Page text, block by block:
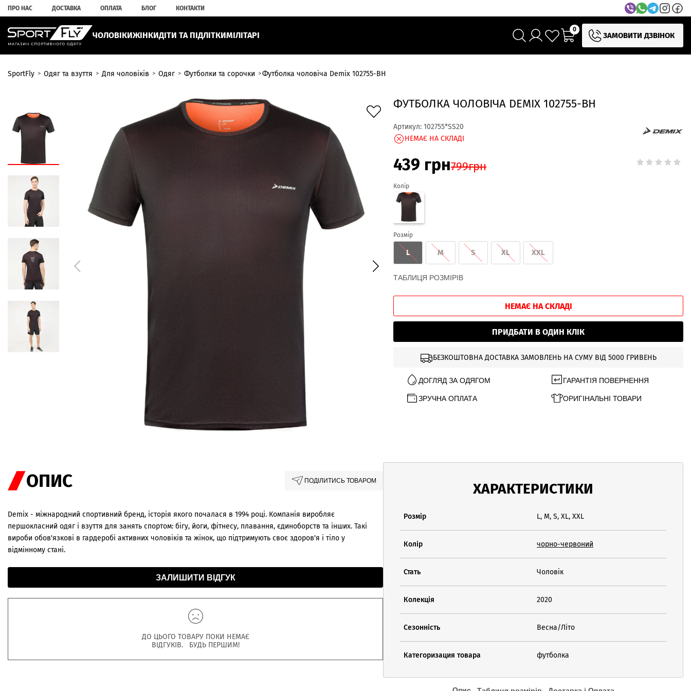
ПРО НАС ДОСТАВКА ОПЛАТА БЛОГ КОНТАКТИ
ЧОЛОВІКИЖІНКИДІТИ ТА ПІДЛІТКИМІЛІТАРІ
0
ЗАМОВИТИ ДЗВІНОК
SportFly Одяг та взуття Для чоловіків Одяг Футболки та сорочки Футболка чоловіча Demix 102755-BH
ФУТБОЛКА ЧОЛОВІЧА DEMIX 102755-BH
Артикул: 102755*SS20
НЕМАЄ НА СКЛАДІ
439 грн799грн
Колір
Розмір
L M S XL XXL
ТАБЛИЦЯ РОЗМІРІВ
НЕМАЄ НА СКЛАДІ
ПРИДБАТИ В ОДИН КЛІК
БЕЗКОШТОВНА ДОСТАВКА ЗАМОВЛЕНЬ НА СУМУ ВІД 5000 ГРИВЕНЬ
ДОГЛЯД ЗА ОДЯГОМ ГАРАНТІЯ ПОВЕРНЕННЯ
ЗРУЧНА ОПЛАТА ОРИГІНАЛЬНІ ТОВАРИ
ОПИС ПОДІЛИТИСЬ ТОВАРОМ
Demix - міжнародний спортивний бренд, історія якого почалася в 1994 році. Компанія виробляє
першокласний одяг і взуття для занять спортом: бігу, йоги, фітнесу, плавання, єдиноборств та інших. Такі
вироби обов'язкові в гардеробі активних чоловіків та жінок, що підтримують своє здоров'я і тіло у
відмінному стані.
ЗАЛИШИТИ ВІДГУК
ДО ЦЬОГО ТОВАРУ ПОКИ НЕМАЄ
ВІДГУКІВ. БУДЬ ПЕРШИМ!
ХАРАКТЕРИСТИКИ
Розмір L, M, S, XL, XXL
Колір чорно-червоний
Стать Чоловік
Колекція 2020
Сезонність Весна/Літо
Категоризация товара футболка